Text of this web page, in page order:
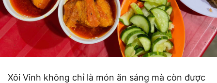
Xôi Vinh không chỉ là món ăn sáng mà còn được